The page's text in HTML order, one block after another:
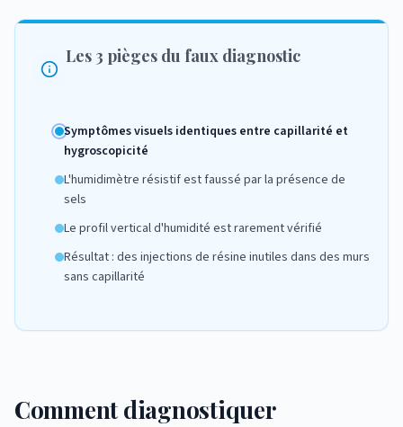
Les 3 pièges du faux diagnostic
Symptômes visuels identiques entre capillarité et
hygroscopicité
L'humidimètre résistif est faussé par la présence de
sels
Le profil vertical d'humidité est rarement vérifié
Résultat : des injections de résine inutiles dans des murs
sans capillarité
Comment diagnostiquer